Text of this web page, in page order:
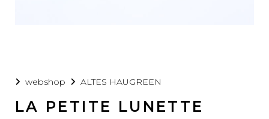
webshop ALTES HAUGREEN
LA PETITE LUNETTE